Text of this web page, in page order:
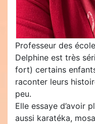
Professeur des
Delphine est très
fort) certains
raconter leurs
peu.
Elle essaye d’avoir
aussi karatéka,